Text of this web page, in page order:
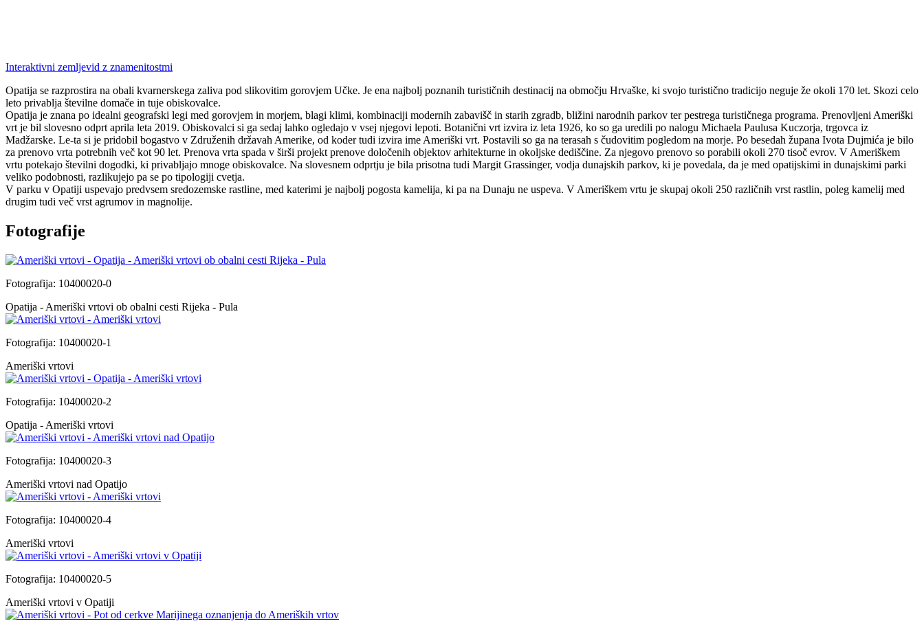
Interaktivni zemljevid z znamenitostmi
Opatija se razprostira na obali kvarnerskega zaliva pod slikovitim gorovjem Učke. Je ena najbolj poznanih turističnih destinacij na območju Hrvaške, ki svojo turistično tradicijo neguje že okoli 170 let. Skozi celo
leto privablja številne domače in tuje obiskovalce.
Opatija je znana po idealni geografski legi med gorovjem in morjem, blagi klimi, kombinaciji modernih zabavišč in starih zgradb, bližini narodnih parkov ter pestrega turističnega programa. Prenovljeni Ameriški
vrt je bil slovesno odprt aprila leta 2019. Obiskovalci si ga sedaj lahko ogledajo v vsej njegovi lepoti. Botanični vrt izvira iz leta 1926, ko so ga uredili po nalogu Michaela Paulusa Kuczorja, trgovca iz
Madžarske. Le-ta si je pridobil bogastvo v Združenih državah Amerike, od koder tudi izvira ime Ameriški vrt. Postavili so ga na terasah s čudovitim pogledom na morje. Po besedah župana Ivota Dujmića je bilo
za prenovo vrta potrebnih več kot 90 let. Prenova vrta spada v širši projekt prenove določenih objektov arhitekturne in okoljske dediščine. Za njegovo prenovo so porabili okoli 270 tisoč evrov. V Ameriškem
vrtu potekajo številni dogodki, ki privabljajo mnoge obiskovalce. Na slovesnem odprtju je bila prisotna tudi Margit Grassinger, vodja dunajskih parkov, ki je povedala, da je med opatijskimi in dunajskimi parki
veliko podobnosti, razlikujejo pa se po tipologiji cvetja.
V parku v Opatiji uspevajo predvsem sredozemske rastline, med katerimi je najbolj pogosta kamelija, ki pa na Dunaju ne uspeva. V Ameriškem vrtu je skupaj okoli 250 različnih vrst rastlin, poleg kamelij med
drugim tudi več vrst agrumov in magnolije.
Fotografije
Fotografija: 10400020-0
Opatija - Ameriški vrtovi ob obalni cesti Rijeka - Pula
Fotografija: 10400020-1
Ameriški vrtovi
Fotografija: 10400020-2
Opatija - Ameriški vrtovi
Fotografija: 10400020-3
Ameriški vrtovi nad Opatijo
Fotografija: 10400020-4
Ameriški vrtovi
Fotografija: 10400020-5
Ameriški vrtovi v Opatiji